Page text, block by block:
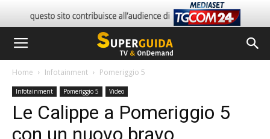
Home Infotainment Pomeriggio 5
Infotainment Pomeriggio 5 Video
Le Calippe a Pomeriggio 5
con un nuovo bravo